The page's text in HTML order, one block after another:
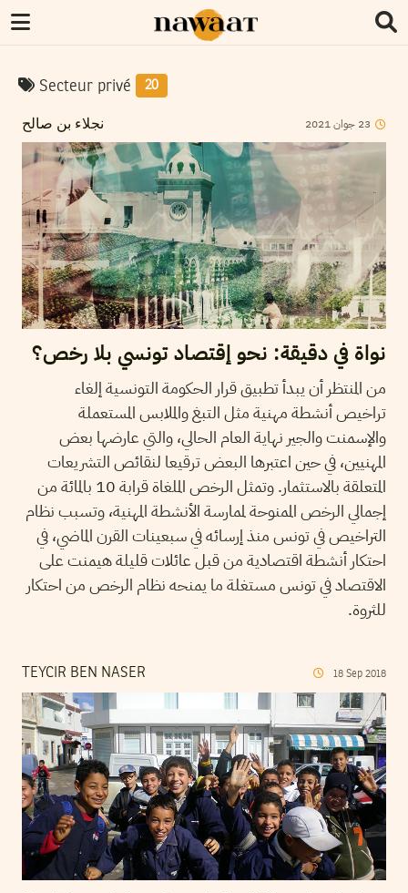
Secteur privé 20
نجلاء بن صالح 23 جوان2021
نواة في دقيقة: نحو إقتصاد تونسي بلا رخص؟
من المنتظر أن يبدأ تطبيق قرار الحكومة التونسية إلغاء
تراخيص أنشطة مهنية مثل التبغ والملابس المستعملة
والإسمنت والجير نهاية العام الحالي، والتي عارضها بعض
المهنيين، في حين اعتبرها البعض ترقيعا لنقائص التشريعات
المتعلقة بالاستثمار. وتمثل الرخص الملغاة قرابة 10 بالمائة من
إجمالي الرخص الممنوحة لممارسة الأنشطة المهنية، وتسبب نظام
التراخيص في تونس منذ إرسائه في سبعينات القرن الماضي، في
احتكار أنشطة اقتصادية من قبل عائلات قليلة هيمنت على
الاقتصاد في تونس مستغلة ما يمنحه نظام الرخص من احتكار
للثروة.
TEYCIR BEN NASER 18 Sep 2018